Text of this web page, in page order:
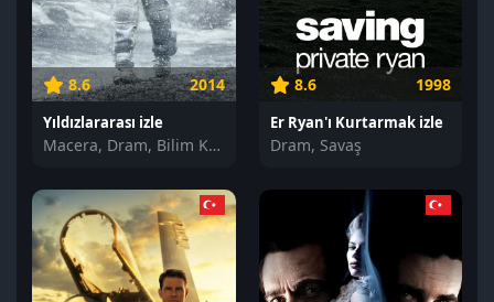
8.6 2014
Yıldızlararası izle
Macera, Dram, Bilim Kurgu
8.6 1998
Er Ryan'ı Kurtarmak izle
Dram, Savaş